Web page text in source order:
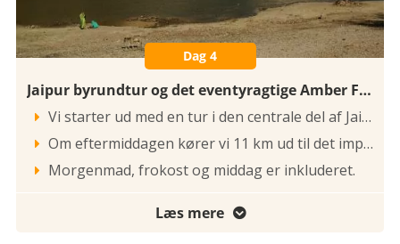
Dag 4
Jaipur byrundtur og det eventyragtige Amber Fort
 Vi starter ud med en tur i den centrale del af Jaipur, der med sin enorme bymur tager sig imposant ud. Jaipur blev grundlagt i 1727 af Jai Singh 2. efter at han forlod det store fort Amber. På hovedgaden i den gamle bydel kan man bl.a. se det arkitektoniske vidunder Hawa Mahal, også kaldet Vindenes Palads, som har været haremmets udkigspost.
 Om eftermiddagen kører vi 11 km ud til det imponerende, gigantiske og eventyragtige Amber Fort. Det er et gigantisk skydeskjul, der nærmest sejler på vandet som en enorm båd ved Moata søen. Vi ser audienshallerne og Kali-templet i det labyrintiske fort.
 Morgenmad, frokost og middag er inkluderet.
Læs mere 